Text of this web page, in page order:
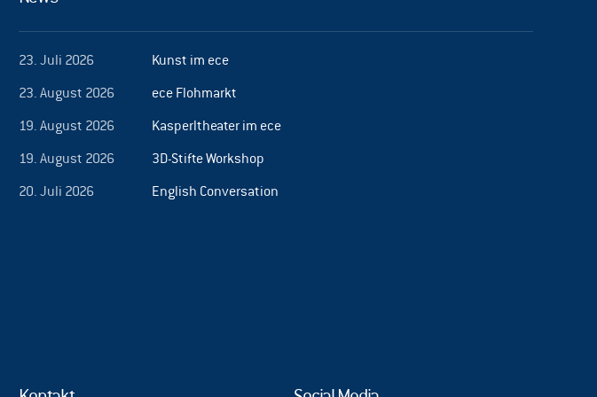
23. Juli 2026 Kunst im ece
23. August 2026 ece Flohmarkt
19. August 2026 Kasperltheater im ece
19. August 2026 3D-Stifte Workshop
20. Juli 2026 English Conversation